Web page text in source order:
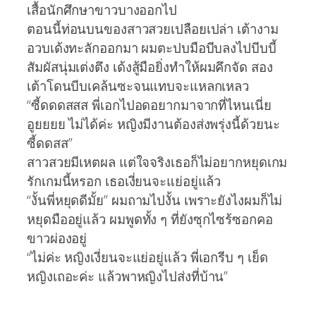
เสื้อนักศึกษาขาวบางออกไป
ตอนนี้ท่อนบนของสาวสวยเปลือยเปล่า เต้างาม
อวบเด้งทะลักออกมา ผมตะปบมือบีบลงไปบีบบี้
สัมผัสนุ่มเต่งตึง เด้งสู้มือยิ่งทำให้ผมคึกจัด สอง
เต้าโดนบีบเคล้นซะจนแทบจะแหลกเหลว
“ซี้ดดดสสส พี่เอกไปอดอยากมาจากที่ไหนเนี่ย
อูยยยย ไม่ได้ค่ะ หญิงมีงานต้องส่งพรุ่งนี้ด้วยนะ
ซี้ดดสส”
สาวสวยมีเหตผล แต่ใจจริงเธอก็ไม่อยากหยุดเกม
รักเกมนี้หรอก เธอเงี่ยนจะแย่อยู่แล้ว
“งั้นพี่หยุดดีมั้ย” ผมถามไปงั้น เพราะยังไงผมก็ไม่
หยุดมืออยู่แล้ว ผมพูดทั้ง ๆ ที่ยังซุกไซร้ซอกคอ
ขาวผ่องอยู่
“ไม่ค่ะ หญิงเงี่ยนจะแย่อยู่แล้ว พี่เอกรีบ ๆ เย็ด
หญิงเถอะค่ะ แล้วพาหญิงไปส่งที่บ้าน”